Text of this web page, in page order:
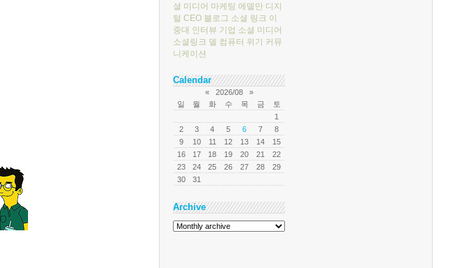
셜 미디어 마케팅 에델만 디지
털 CEO 블로그 소셜 링크 이
중대 인터뷰 기업 소셜 미디어
소셜링크 델 컴퓨터 위기 커뮤
니케이션
Calendar
« 2026/08
»
일
월 화 수 목 금
토
1
2
3 4 5 6 7
8
9
10 11 12 13 14
15
16
17 18 19 20 21
22
23
24 25 26 27 28
29
30
31
Archive